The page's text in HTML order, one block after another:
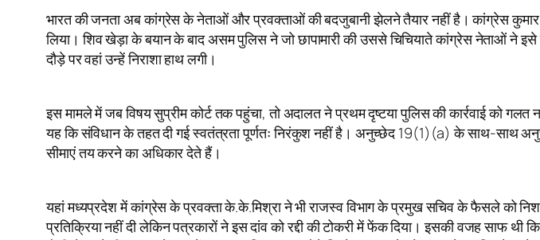
भारत की जनता अब कांग्रेस के नेताओं और प्रवक्ताओं की बदजुबानी झेलने तैयार नहीं है। कांग्रेस
लिया। शिव खेड़ा के बयान के बाद असम पुलिस ने जो छापामारी की उससे चिचियाते कांग्रेस नेताओं ने इसे
दौड़े पर वहां उन्हें निराशा हाथ लगी।
इस मामले में जब विषय सुप्रीम कोर्ट तक पहुंचा, तो अदालत ने प्रथम दृष्टया पुलिस की कार्रवाई को गलत
यह कि संविधान के तहत दी गई स्वतंत्रता पूर्णतः निरंकुश नहीं है। अनुच्छेद 19(1)(a) के साथ-साथ
सीमाएं तय करने का अधिकार देते हैं।
यहां मध्यप्रदेश में कांग्रेस के प्रवक्ता के.के.मिश्रा ने भी राजस्व विभाग के प्रमुख सचिव के फैसले को
प्रतिक्रिया नहीं दी लेकिन पत्रकारों ने इस दांव को रद्दी की टोकरी में फेंक दिया। इसकी वजह साफ